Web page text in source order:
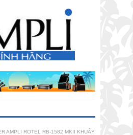
AMPLI ROTEL RB-1582 MKII KHUẤY